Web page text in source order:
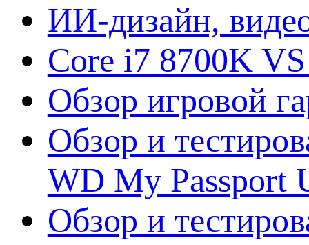
ИИ-дизайн,
Core i7 8700K
Обзор игровой
Обзор и
WD My Passport
Обзор и